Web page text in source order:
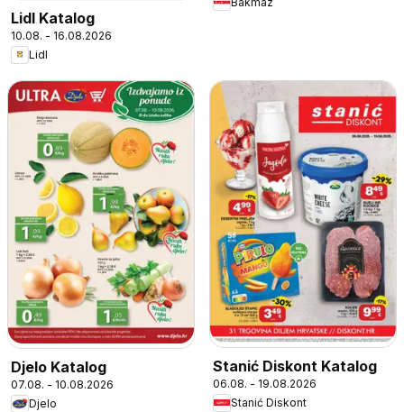
Lidl Katalog
10.08. - 16.08.2026
Lidl
Djelo Katalog
07.08. - 10.08.2026
Djelo
Stanić Diskont Katalog
06.08. - 19.08.2026
Stanić Diskont